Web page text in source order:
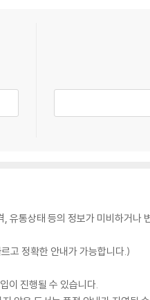
통상태 등의 정보가 미비하거나
고 정확한 안내가 가능합니다.)
이 진행될 수 있습니다.